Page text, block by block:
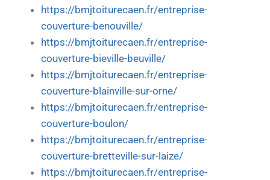
https://bmjtoiturecaen.fr/entreprise-
couverture-benouville/
https://bmjtoiturecaen.fr/entreprise-
couverture-bieville-beuville/
https://bmjtoiturecaen.fr/entreprise-
couverture-blainville-sur-orne/
https://bmjtoiturecaen.fr/entreprise-
couverture-boulon/
https://bmjtoiturecaen.fr/entreprise-
couverture-bretteville-sur-laize/
https://bmjtoiturecaen.fr/entreprise-